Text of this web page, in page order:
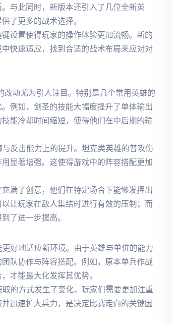
与此同时，新版本还引入了几位全新英
了更多的战术选择。
设置使得玩家的操作体验更加流畅。新的
快速适应，找到合适的战术布局来应对对
动尤为引人注目。特别是几个常用英雄的
例如，剑圣的技能大幅度提升了单体输出
能冷却时间缩短，使得他们在中后期的输
反击能力上的提升。坦克类英雄的普攻伤
显著增强。这使得游戏中的阵容搭配更加
满了创意，他们在特定场合下能够发挥出
让玩家在敌人集结时进行有效的压制；而
了进一步提高。
好地适应新环境。由于英雄与单位的能力
队协作与阵容搭配。例如，原本单兵作战
才能最大化发挥其优势。
的方式发生了变化，玩家们需要更加注重
迅速扩大兵力，是决定比赛走向的关键因